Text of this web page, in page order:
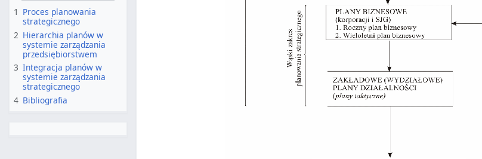
1 Proces planowania
strategicznego
2 Hierarchia planów w
systemie zarządzania
przedsiębiorstwem
3 Integracja planów w
systemie zarządzania
strategicznego
4 Bibliografia